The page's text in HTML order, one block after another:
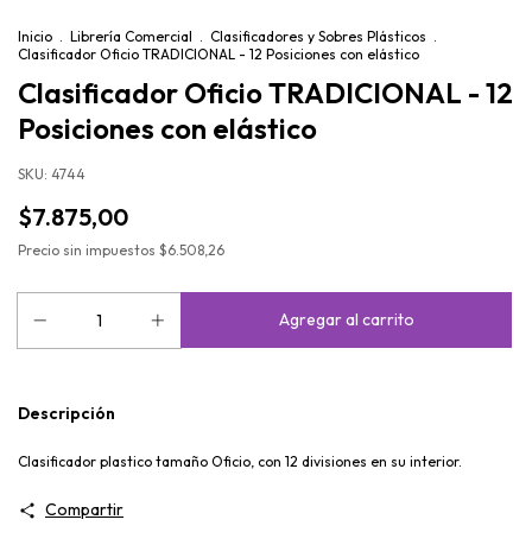
Inicio . Librería Comercial . Clasificadores y Sobres Plásticos .
Clasificador Oficio TRADICIONAL - 12 Posiciones con elástico
Clasificador Oficio TRADICIONAL - 12
Posiciones con elástico
SKU: 4744
$7.875,00
Precio sin impuestos $6.508,26
Descripción
Clasificador plastico tamaño Oficio, con 12 divisiones en su interior.
Compartir